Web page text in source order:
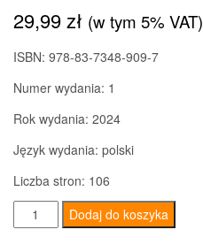
29,99zł (w tym 5% VAT)
ISBN: 978-83-7348-909-7
Numer wydania: 1
Rok wydania: 2024
Język wydania: polski
Liczba stron: 106
ilość
Wybrane
Dodaj do koszyka